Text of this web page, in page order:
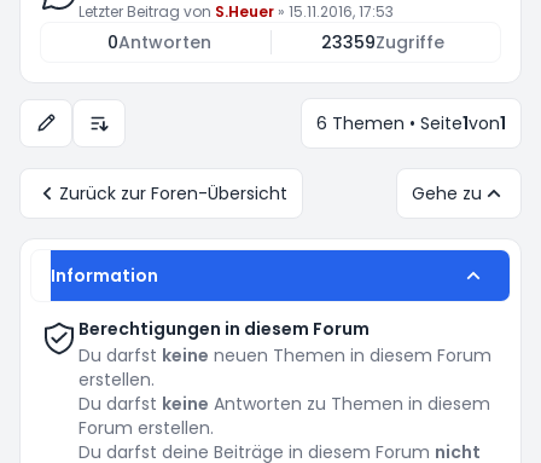
Letzter Beitrag von S.Heuer » 15.11.2016, 17:53
0Antworten 23359Zugriffe
Anzeige- und Sortierungs-Einstellungen
6 Themen • Seite1von1
Zurück zur Foren-Übersicht Gehe zu
Information
Berechtigungen in diesem Forum
Du darfst keine neuen Themen in diesem Forum
erstellen.
Du darfst keine Antworten zu Themen in diesem
Forum erstellen.
Du darfst deine Beiträge in diesem Forum nicht